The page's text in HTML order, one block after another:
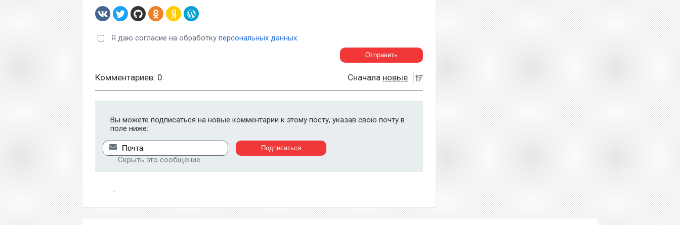
Я даю согласие на обработку персональных данных
Комментариев: 0 Сначала новые
Вы можете подписаться на новые комментарии к этому посту, указав свою почту в
поле ниже:
Скрыть это сообщение